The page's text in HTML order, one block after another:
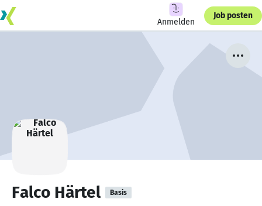
Anmelden
Job posten
Falco Härtel Basis